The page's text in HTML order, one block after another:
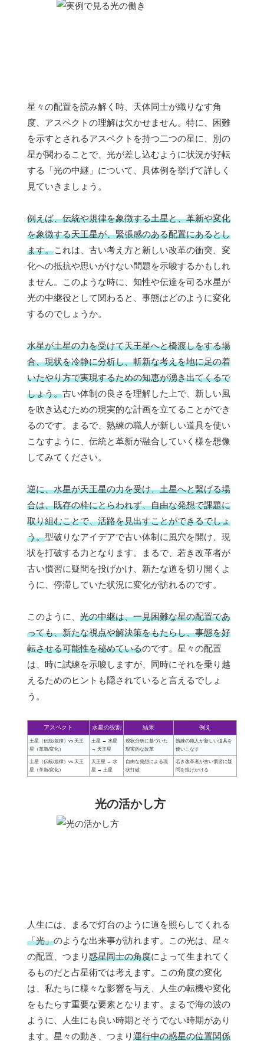
星々の配置を読み解く時、天体同士が織りなす角
度、アスペクトの理解は欠かせません。特に、困難
を示すとされるアスペクトを持つ二つの星に、別の
星が関わることで、光が差し込むように状況が好転
する「光の中継」について、具体例を挙げて詳しく
見ていきましょう。
例えば、伝統や規律を象徴する土星と、革新や変化
を象徴する天王星が、緊張感のある配置にあるとし
ます。これは、古い考え方と新しい改革の衝突、変
化への抵抗や思いがけない問題を示唆するかもしれ
ません。このような時に、知性や伝達を司る水星が
光の中継役として関わると、事態はどのように変化
するのでしょうか。
水星が土星の力を受けて天王星へと橋渡しをする場
合、現状を冷静に分析し、斬新な考えを地に足の着
いたやり方で実現するための知恵が湧き出てくるで
しょう。古い体制の良さを理解した上で、新しい風
を吹き込むための現実的な計画を立てることができ
るのです。まるで、熟練の職人が新しい道具を使い
こなすように、伝統と革新が融合していく様を想像
してみてください。
逆に、水星が天王星の力を受け、土星へと繋げる場
合は、既存の枠にとらわれず、自由な発想で課題に
取り組むことで、活路を見出すことができるでしょ
う。型破りなアイデアで古い体制に風穴を開け、現
状を打破する力となります。まるで、若き改革者が
古い慣習に疑問を投げかけ、新たな道を切り開くよ
うに、停滞していた状況に変化が訪れるのです。
このように、 光の中継は、一見困難な星の配置であ
っても、新たな視点や解決策をもたらし、事態を好
転させる可能性を秘めているのです。星々の配置
は、時に試練を示唆しますが、同時にそれを乗り越
えるためのヒントも隠されていると言えるでしょ
う。
アスペクト 水星の役割 結果 例え
土星（伝統/規律）vs 天王
星（革新/変化）
土星 → 水星
→ 天王星
現状分析に基づいた
現実的な改革
熟練の職人が新しい道具を
使いこなす
土星（伝統/規律）vs 天王
星（革新/変化）
天王星 → 水
星 → 土星
自由な発想による現
状打破
若き改革者が古い慣習に疑
問を投げかける
光の活かし方
人生には、まるで灯台のように道を照らしてくれる
「光」のような出来事が訪れます。この光は、星々
の配置、つまり惑星同士の角度によって生まれてく
るものだと占星術では考えます。この角度の変化
は、私たちに様々な影響を与え、人生の転機や変化
をもたらす重要な要素となります。まるで海の波の
ように、人生にも良い時期とそうでない時期があり
ます。星々の動き、つまり運行中の惑星の位置関係